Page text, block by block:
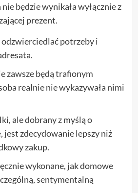
będzie wynikała wyłącznie z
prezent.
potrzeby i
zawsze będą trafionym
realnie nie wykazywała nimi
ale dobrany z myślą o
jest zdecydowanie lepszy niż
zakup.
wykonane, jak domowe
sentymentalną